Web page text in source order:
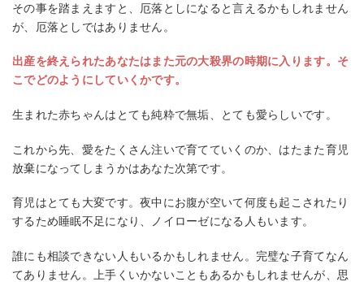
その事を踏まえますと、厄落としになると言えるかもしれません
が、厄落としではありません。
出産を終えられたあなたはまた元の大殺界の時期に入ります。そ
こでどのようにしていくかです。
生まれた赤ちゃんはとても純粋で無垢、とても愛らしいです。
これから先、愛をたくさん注いで育てていくのか、はたまた育児
放棄になってしまうかはあなた次第です。
育児はとても大変です。夜中にお腹が空いて何度も起こされたり
するため睡眠不足になり、ノイローゼになる人もいます。
誰にも相談できない人もいるかもしれません。完璧な子育てなん
てありません。上手くいかないこともあるかもしれませんが、思